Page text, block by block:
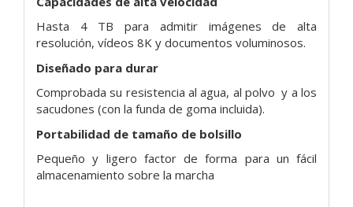
Hasta 4 TB para admitir imágenes de alta
resolución, vídeos 8K y documentos voluminosos.
Diseñado para durar
Comprobada su resistencia al agua, al polvo y a los
sacudones (con la funda de goma incluida).
Portabilidad de tamaño de bolsillo
Pequeño y ligero factor de forma para un fácil
almacenamiento sobre la marcha